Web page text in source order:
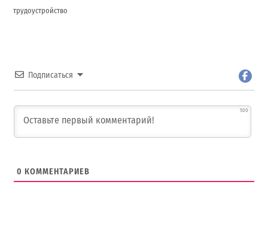
трудоустройство
Подписаться
500
0 КОММЕНТАРИЕВ